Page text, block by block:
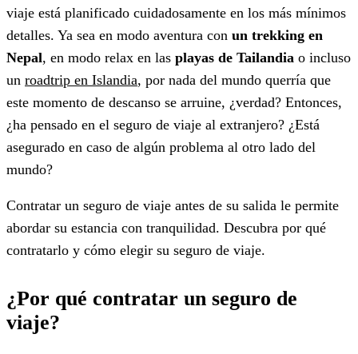
viaje está planificado cuidadosamente en los más mínimos
detalles. Ya sea en modo aventura con un trekking en
Nepal, en modo relax en las playas de Tailandia o incluso
un roadtrip en Islandia, por nada del mundo querría que
este momento de descanso se arruine, ¿verdad? Entonces,
¿ha pensado en el seguro de viaje al extranjero? ¿Está
asegurado en caso de algún problema al otro lado del
mundo?
Contratar un seguro de viaje antes de su salida le permite
abordar su estancia con tranquilidad. Descubra por qué
contratarlo y cómo elegir su seguro de viaje.
¿Por qué contratar un seguro de
viaje?